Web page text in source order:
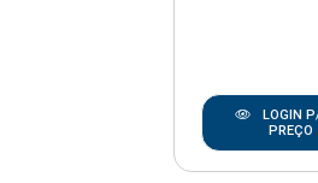
LOGIN
PREÇO